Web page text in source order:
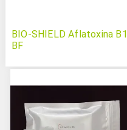
BIO-SHIELD Aflatoxina B1
BF